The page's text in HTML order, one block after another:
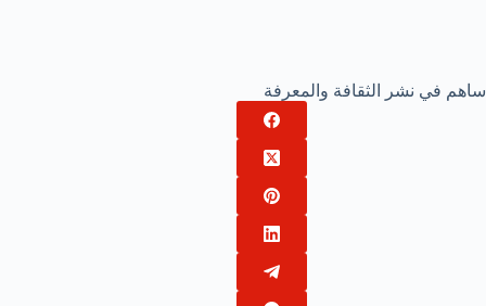
ساهم في نشر الثقافة والمعرفة